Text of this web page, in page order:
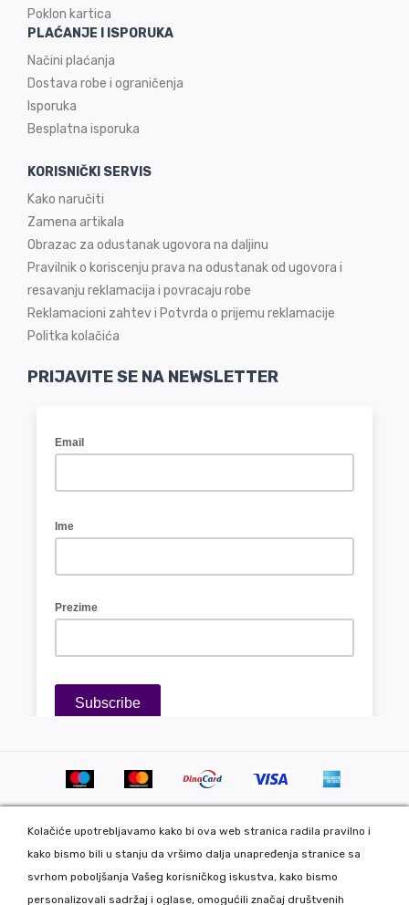
Kolačiće upotrebljavamo kako bi ova web stranica radila pravilno i
kako bismo bili u stanju da vršimo dalja unapređenja stranice sa
svrhom poboljšanja Vašeg korisničkog iskustva, kako bismo
personalizovali sadržaj i oglase, omogućili značaj društvenih
Poklon kartica
PLAĆANJE I ISPORUKA
Načini plaćanja
Dostava robe i ograničenja
Isporuka
Besplatna isporuka
KORISNIČKI SERVIS
Kako naručiti
Zamena artikala
Obrazac za odustanak ugovora na daljinu
Pravilnik o koriscenju prava na odustanak od ugovora i
resavanju reklamacija i povracaju robe
Reklamacioni zahtev i Potvrda o prijemu reklamacije
Politka kolačića
PRIJAVITE SE NA NEWSLETTER